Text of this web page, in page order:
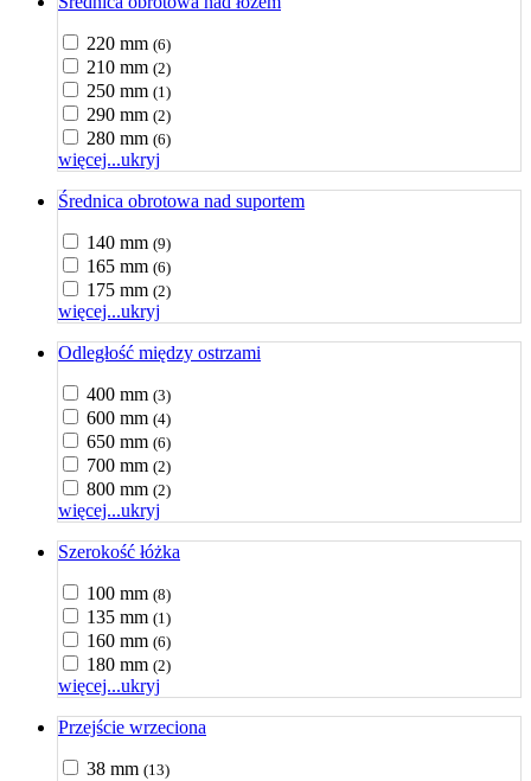
220 mm (6)
210 mm (2)
250 mm (1)
290 mm (2)
280 mm (6)
więcej...ukryj
Średnica obrotowa nad suportem
140 mm (9)
165 mm (6)
175 mm (2)
więcej...ukryj
Odległość między ostrzami
400 mm (3)
600 mm (4)
650 mm (6)
700 mm (2)
800 mm (2)
więcej...ukryj
Szerokość łóżka
100 mm (8)
135 mm (1)
160 mm (6)
180 mm (2)
więcej...ukryj
Przejście wrzeciona
38 mm (13)